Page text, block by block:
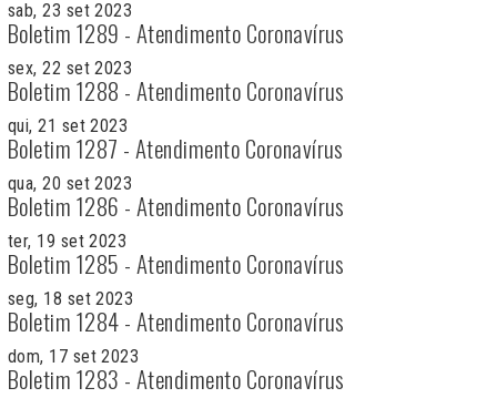
sab, 23 set 2023
Boletim 1289 - Atendimento Coronavírus
sex, 22 set 2023
Boletim 1288 - Atendimento Coronavírus
qui, 21 set 2023
Boletim 1287 - Atendimento Coronavírus
qua, 20 set 2023
Boletim 1286 - Atendimento Coronavírus
ter, 19 set 2023
Boletim 1285 - Atendimento Coronavírus
seg, 18 set 2023
Boletim 1284 - Atendimento Coronavírus
dom, 17 set 2023
Boletim 1283 - Atendimento Coronavírus